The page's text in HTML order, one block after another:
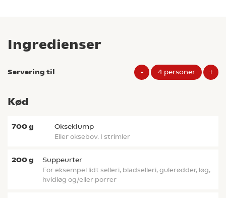
Ingredienser
Servering til - 4 personer +
Kød
700g okseklump
eller oksebov. I strimler
200g suppeurter
for eksempel lidt selleri, bladselleri, gulerødder, løg,
hvidløg og/eller porrer